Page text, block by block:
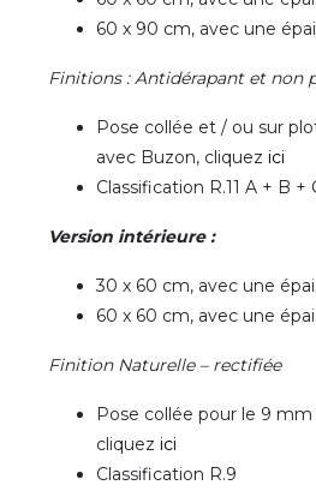
60 x 90 cm, avec une
Finitions : Antidérapant et non
Pose collée et / ou sur
avec Buzon, cliquez ici
Classification R.11 A + B +
Version intérieure :
30 x 60 cm, avec une
60 x 60 cm, avec une
Finition Naturelle – rectifiée
Pose collée pour le 9 mm
cliquez ici
Classification R.9